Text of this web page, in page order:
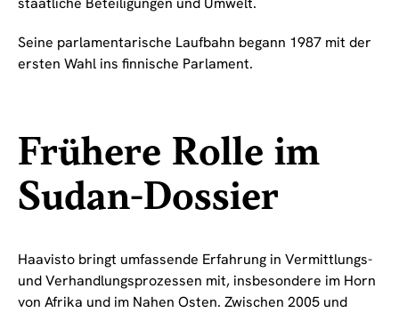
Seine parlamentarische Laufbahn begann 1987 mit der
ersten Wahl ins finnische Parlament.
Frühere Rolle im
Sudan-Dossier
Haavisto bringt umfassende Erfahrung in Vermittlungs-
und Verhandlungsprozessen mit, insbesondere im Horn
von Afrika und im Nahen Osten. Zwischen 2005 und